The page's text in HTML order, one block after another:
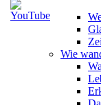
Wie